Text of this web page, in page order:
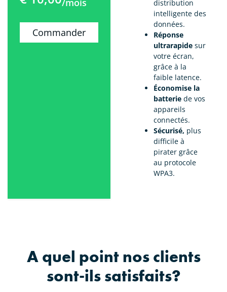
/mois
Commander
distribution
intelligente des
données.
Réponse
ultrarapide sur
votre écran,
grâce à la
faible latence.
Économise la
batterie de vos
appareils
connectés.
Sécurisé, plus
difficile à
pirater grâce
au protocole
WPA3.
A quel point nos clients
sont-ils satisfaits?